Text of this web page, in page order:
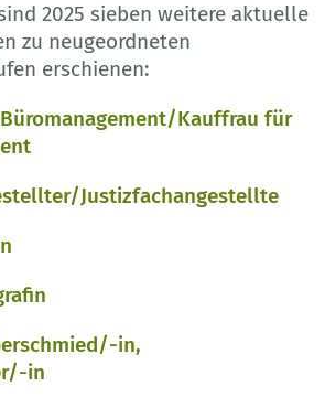
2025 sieben weitere aktuelle
zu neugeordneten
erschienen:
Kauffrau für
Justizfachangestellte
in,
in